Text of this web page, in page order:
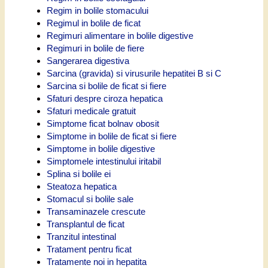
Regim in bolile stomacului
Regimul in bolile de ficat
Regimuri alimentare in bolile digestive
Regimuri in bolile de fiere
Sangerarea digestiva
Sarcina (gravida) si virusurile hepatitei B si C
Sarcina si bolile de ficat si fiere
Sfaturi despre ciroza hepatica
Sfaturi medicale gratuit
Simptome ficat bolnav obosit
Simptome in bolile de ficat si fiere
Simptome in bolile digestive
Simptomele intestinului iritabil
Splina si bolile ei
Steatoza hepatica
Stomacul si bolile sale
Transaminazele crescute
Transplantul de ficat
Tranzitul intestinal
Tratament pentru ficat
Tratamente noi in hepatita